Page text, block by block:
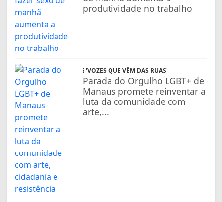
produtividade no trabalho
'VOZES QUE VÊM DAS RUAS'
Parada do Orgulho LGBT+ de
Manaus promete reinventar a
luta da comunidade com
arte,...